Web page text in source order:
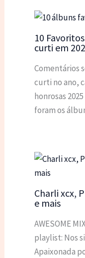
10
curti em
Comentários
curti no ano,
honrosas
foram os
Charli xcx,
e mais
AWESOME
playlist: Nos
Apaixonada